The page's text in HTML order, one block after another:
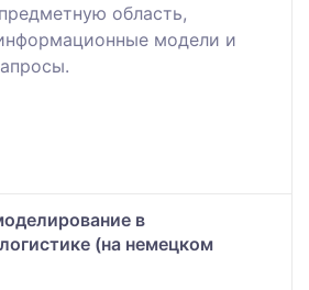
область,
модели и
в
(на немецком